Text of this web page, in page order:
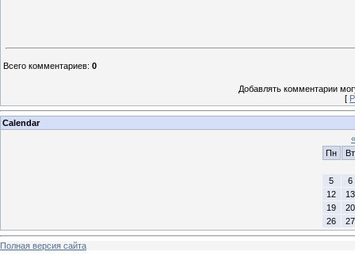
Всего комментариев: 0
Добавлять комментарии
[
Calendar
«
Пн
Вт
5
6
12
13
19
20
26
27
Полная версия сайта